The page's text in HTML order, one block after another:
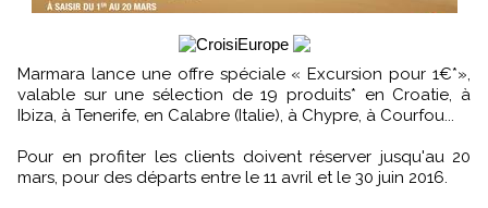
Marmara lance une offre spéciale « Excursion pour 1€*»,
valable sur une sélection de 19 produits* en Croatie, à
Ibiza, à Tenerife, en Calabre (Italie), à Chypre, à Courfou...
Pour en profiter les clients doivent réserver jusqu'au 20
mars, pour des départs entre le 11 avril et le 30 juin 2016.